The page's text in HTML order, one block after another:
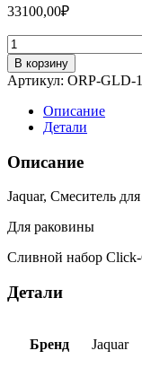
33100,00₽
Количество
товара
Jaquar,
Смеситель
раковины
Ornamix
Prime,
1-
Глянцевое
золото
ORP-
GLD-
10011BPMCLW
В корзину
Артикул: ORP-GLD-
Описание
Детали
Описание
Jaquar, Смеситель
Для раковины
Сливной набор
Детали
Бренд Jaquar